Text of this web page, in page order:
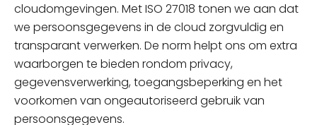
cloudomgevingen. Met ISO 27018 tonen we aan dat
we persoonsgegevens in de cloud zorgvuldig en
transparant verwerken. De norm helpt ons om extra
waarborgen te bieden rondom privacy,
gegevensverwerking, toegangsbeperking en het
voorkomen van ongeautoriseerd gebruik van
persoonsgegevens.